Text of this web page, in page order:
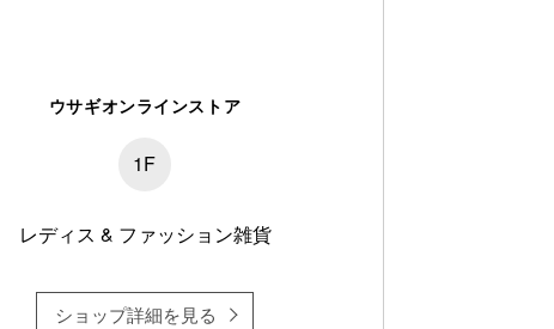
ウサギオンラインストア
1F
レディス & ファッション雑貨
ショップ詳細を見る